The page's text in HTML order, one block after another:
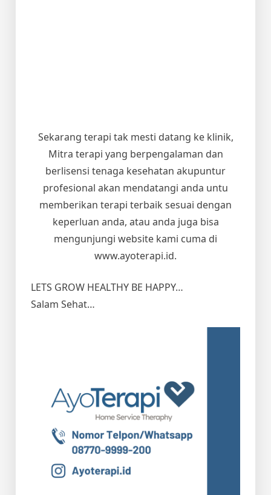
Sekarang terapi tak mesti datang ke klinik,
Mitra terapi yang berpengalaman dan
berlisensi tenaga kesehatan akupuntur
profesional akan mendatangi anda untu
memberikan terapi terbaik sesuai dengan
keperluan anda, atau anda juga bisa
mengunjungi website kami cuma di
www.ayoterapi.id.
LETS GROW HEALTHY BE HAPPY…
Salam Sehat…